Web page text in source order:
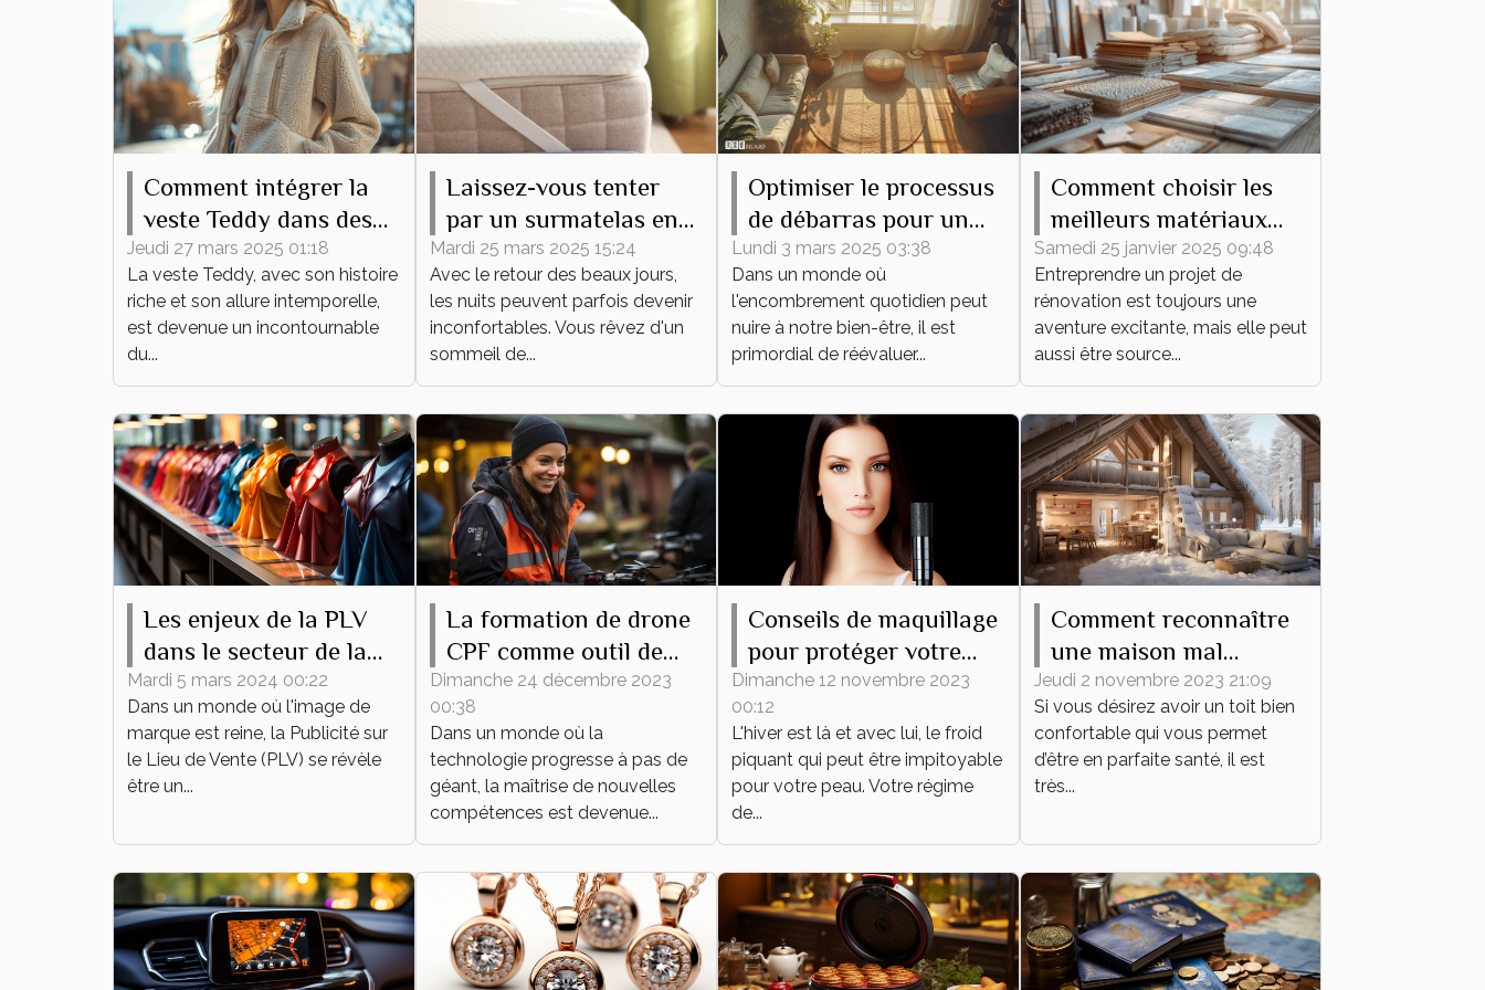
Comment intégrer la
veste Teddy dans des
tenues quotidiennes
Jeudi 27 mars 2025 01:18
La veste Teddy, avec son histoire
riche et son allure intemporelle,
est devenue un incontournable
du...
Laissez-vous tenter
par un surmatelas en
laine mérinos, même en
été !
Mardi 25 mars 2025 15:24
Avec le retour des beaux jours,
les nuits peuvent parfois devenir
inconfortables. Vous rêvez d'un
sommeil de...
Optimiser le processus
de débarras pour un
espace épuré et
fonctionnel
Lundi 3 mars 2025 03:38
Dans un monde où
l'encombrement quotidien peut
nuire à notre bien-être, il est
primordial de réévaluer...
Comment choisir les
meilleurs matériaux
pour votre projet de
rénovation
Samedi 25 janvier 2025 09:48
Entreprendre un projet de
rénovation est toujours une
aventure excitante, mais elle peut
aussi être source...
Les enjeux de la PLV
dans le secteur de la
mode
Mardi 5 mars 2024 00:22
Dans un monde où l'image de
marque est reine, la Publicité sur
le Lieu de Vente (PLV) se révèle
être un...
La formation de drone
CPF comme outil de
développement
personnel et
professionnel
Dimanche 24 décembre 2023
00:38
Dans un monde où la
technologie progresse à pas de
géant, la maîtrise de nouvelles
compétences est devenue...
Conseils de maquillage
pour protéger votre
peau du froid hivernal
Dimanche 12 novembre 2023
00:12
L'hiver est là et avec lui, le froid
piquant qui peut être impitoyable
pour votre peau. Votre régime
de...
Comment reconnaître
une maison mal
isolée ?
Jeudi 2 novembre 2023 21:09
Si vous désirez avoir un toit bien
confortable qui vous permet
d’être en parfaite santé, il est
très...